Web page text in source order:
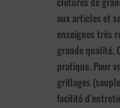
aux articles et
enseignes très
grande qualité.
pratique. Pour
grillages
facilité